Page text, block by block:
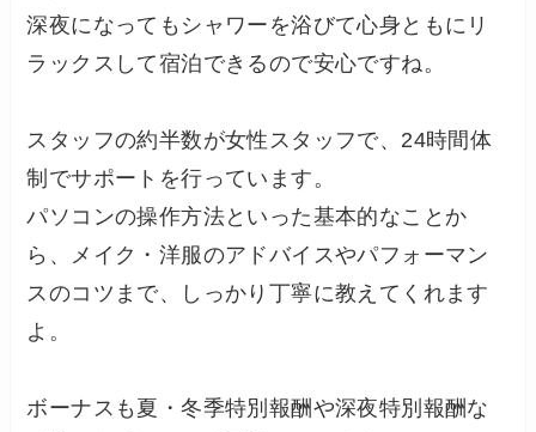
深夜になってもシャワーを浴びて心身ともにリ
ラックスして宿泊できるので安心ですね。
スタッフの約半数が女性スタッフで、24時間体
制でサポートを行っています。
パソコンの操作方法といった基本的なことか
ら、メイク・洋服のアドバイスやパフォーマン
スのコツまで、しっかり丁寧に教えてくれます
よ。
ボーナスも夏・冬季特別報酬や深夜特別報酬な